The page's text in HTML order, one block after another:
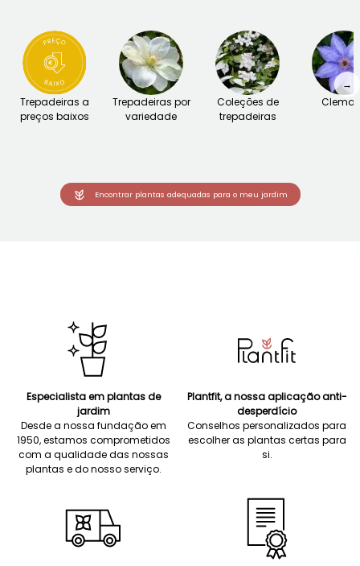
Trepadeiras a
preços baixos
Trepadeiras por
variedade
Coleções de
trepadeiras
→
Encontrar plantas adequadas para o meu jardim
Especialista em plantas de
jardim
Desde a nossa fundação em
1950, estamos comprometidos
com a qualidade das nossas
plantas e do nosso serviço.
Plantfit, a nossa aplicação anti-
desperdício
Conselhos personalizados para
escolher as plantas certas para
si.